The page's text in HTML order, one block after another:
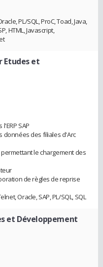
PL/SQL, ProC, Toad, Java,
HTML, Javascript,
Etudes et
SAP
données des filiales d'Arc
le chargement des
de règles de reprise
Oracle, SAP, PL/SQL, SQL
et Développement